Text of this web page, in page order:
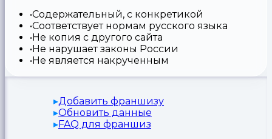
Содержательный, с конкретикой
Соответствует нормам русского языка
Не копия с другого сайта
Не нарушает законы России
Не является накрученным
Добавить франшизу
Обновить данные
FAQ для франшиз